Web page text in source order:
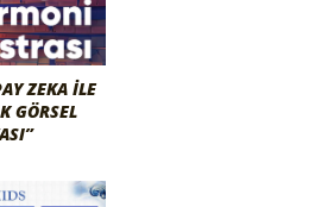
ZEKA İLE
GÖRSEL